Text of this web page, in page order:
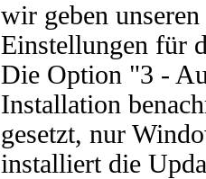
wir geben
Einstellungen für
Die Option "3 -
Installation
gesetzt, nur
installiert die